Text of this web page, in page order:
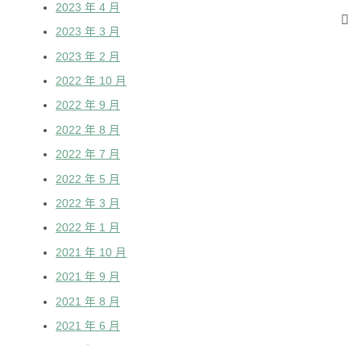
2023 年 4 月
2023 年 3 月
2023 年 2 月
2022 年 10 月
2022 年 9 月
2022 年 8 月
2022 年 7 月
2022 年 5 月
2022 年 3 月
2022 年 1 月
2021 年 10 月
2021 年 9 月
2021 年 8 月
2021 年 6 月